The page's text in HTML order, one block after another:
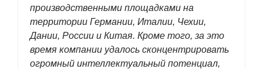
производственными площадками на
территории Германии, Италии, Чехии,
Дании, России и Китая. Кроме того, за это
время компании удалось сконцентрировать
огромный интеллектуальный потенциал,